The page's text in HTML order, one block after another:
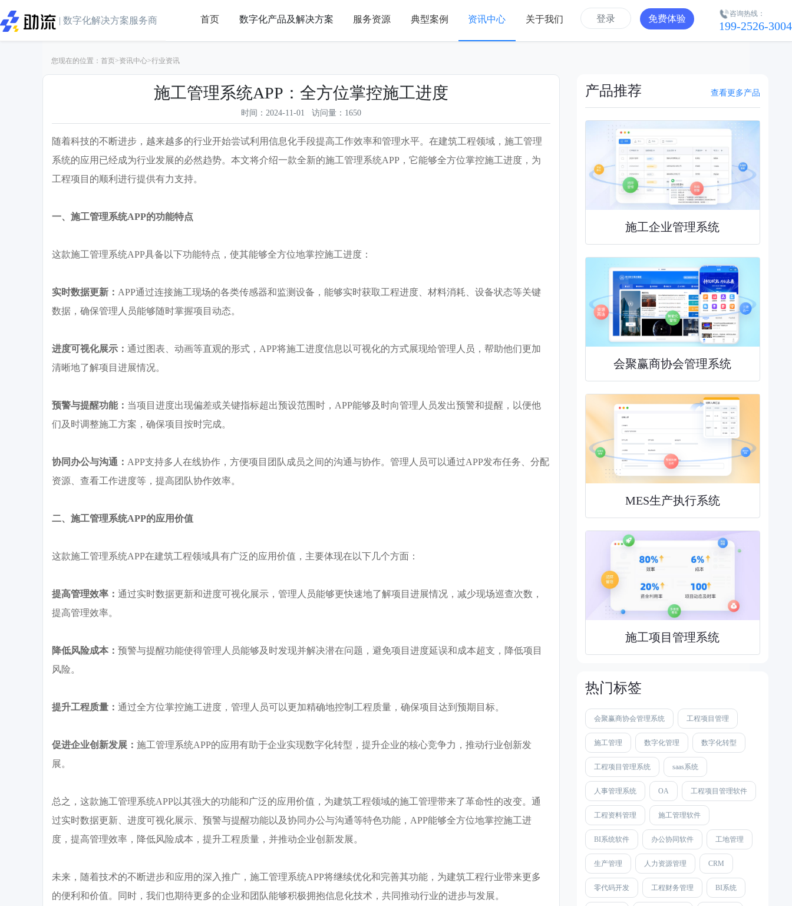
| 数字化解决方案服务商 首页 数字化产品及解决方案 服务资源 典型案例 资讯中心 关于我们 登录 免费体验 咨询热线：
199-2526-3004
您现在的位置： 首页>资讯中心>行业资讯
施工管理系统APP：全方位掌控施工进度
时间：2024-11-01 访问量：1650
随着科技的不断进步，越来越多的行业开始尝试利用信息化手段提高工作效率和管理水平。在建筑工程领域，施工管理
系统的应用已经成为行业发展的必然趋势。本文将介绍一款全新的施工管理系统APP，它能够全方位掌控施工进度，为
工程项目的顺利进行提供有力支持。
一、施工管理系统APP的功能特点
这款施工管理系统APP具备以下功能特点，使其能够全方位地掌控施工进度：
实时数据更新： APP通过连接施工现场的各类传感器和监测设备，能够实时获取工程进度、材料消耗、设备状态等关键
数据，确保管理人员能够随时掌握项目动态。
进度可视化展示： 通过图表、动画等直观的形式， APP将施工进度信息以可视化的方式展现给管理人员，帮助他们更加
清晰地了解项目进展情况。
预警与提醒功能： 当项目进度出现偏差或关键指标超出预设范围时， APP能够及时向管理人员发出预警和提醒，以便他
们及时调整施工方案，确保项目按时完成。
协同办公与沟通： APP支持多人在线协作，方便项目团队成员之间的沟通与协作。管理人员可以通过APP发布任务、分配
资源、查看工作进度等，提高团队协作效率。
二、施工管理系统APP的应用价值
这款施工管理系统APP在建筑工程领域具有广泛的应用价值，主要体现在以下几个方面：
提高管理效率： 通过实时数据更新和进度可视化展示，管理人员能够更快速地了解项目进展情况，减少现场巡查次数，
提高管理效率。
降低风险成本： 预警与提醒功能使得管理人员能够及时发现并解决潜在问题，避免项目进度延误和成本超支，降低项目
风险。
提升工程质量： 通过全方位掌控施工进度，管理人员可以更加精确地控制工程质量，确保项目达到预期目标。
促进企业创新发展： 施工管理系统APP的应用有助于企业实现数字化转型，提升企业的核心竞争力，推动行业创新发
展。
总之，这款施工管理系统APP以其强大的功能和广泛的应用价值，为建筑工程领域的施工管理带来了革命性的改变。通
过实时数据更新、进度可视化展示、预警与提醒功能以及协同办公与沟通等特色功能，APP能够全方位地掌控施工进
度，提高管理效率，降低风险成本，提升工程质量，并推动企业创新发展。
未来，随着技术的不断进步和应用的深入推广，施工管理系统APP将继续优化和完善其功能，为建筑工程行业带来更多
的便利和价值。同时，我们也期待更多的企业和团队能够积极拥抱信息化技术，共同推动行业的进步与发展。
产品推荐 查看更多产品
施工企业管理系统
会聚赢商协会管理系统
MES生产执行系统
施工项目管理系统
热门标签
会聚赢商协会管理系统 工程项目管理
施工管理 数字化管理 数字化转型
工程项目管理系统 saas系统
人事管理系统 OA 工程项目管理软件
工程资料管理 施工管理软件
BI系统软件 办公协同软件 工地管理
生产管理 人力资源管理 CRM
零代码开发 工程财务管理 BI系统